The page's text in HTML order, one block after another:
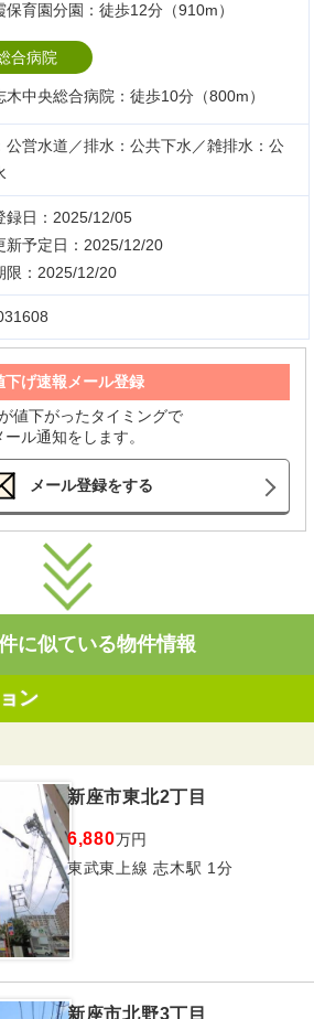
保育園分園：徒歩12分（910m）
合病院
木中央総合病院：徒歩10分（800m）
公営水道／排水：公共下水／雑排水：公
録日：2025/12/05
新予定日：2025/12/20
限：2025/12/20
下げ速報メール登録
値下がったタイミングで
ール通知をします。
メール登録をする
に似ている物件情報
ン
新座市東北2丁目
6,880万円
東武東上線 志木駅 1分
新座市北野3丁目